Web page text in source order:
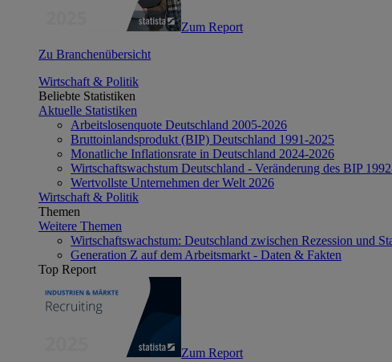
Zum Report
Zu Branchenübersicht
Wirtschaft & Politik
Beliebte Statistiken
Aktuelle Statistiken
Arbeitslosenquote Deutschland 2005-2026
Bruttoinlandsprodukt (BIP) Deutschland 1991-2025
Monatliche Inflationsrate in Deutschland 2024-2026
Wirtschaftswachstum Deutschland - Veränderung des BIP
Wertvollste Unternehmen der Welt 2026
Wirtschaft & Politik
Themen
Weitere Themen
Wirtschaftswachstum: Deutschland zwischen Rezession und
Generation Z auf dem Arbeitsmarkt - Daten & Fakten
Top Report
Zum Report